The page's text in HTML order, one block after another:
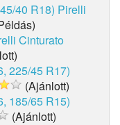
40 R18) Pirelli
Cinturato
225/45 R17)
(Ajánlott)
185/65 R15)
(Ajánlott)